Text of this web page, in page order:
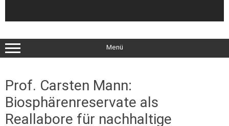
Menü
Prof. Carsten Mann:
Biosphärenreservate als
Reallabore für nachhaltige